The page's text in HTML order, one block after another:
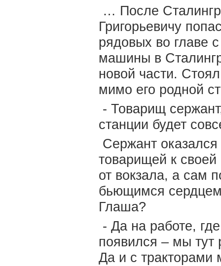
… После
Григорьевичу
рядовых во главе
машины в
новой части.
мимо его родной
- Товарищ
станции будет
Сержант
товарищей к своей
от вокзала, а сам
бьющимся
Глаша?
- Да на работе,
появился – мы тут
Да и с